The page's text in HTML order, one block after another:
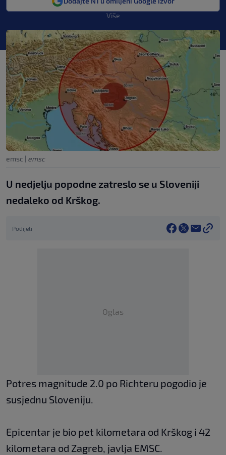
Više
emsc | emsc
U nedjelju popodne zatreslo se u Sloveniji
nedaleko od Krškog.
Podijeli
Oglas
Potres magnitude 2.0 po Richteru pogodio je
susjednu Sloveniju.
Epicentar je bio pet kilometara od Krškog i 42
kilometara od Zagreb, javlja EMSC.